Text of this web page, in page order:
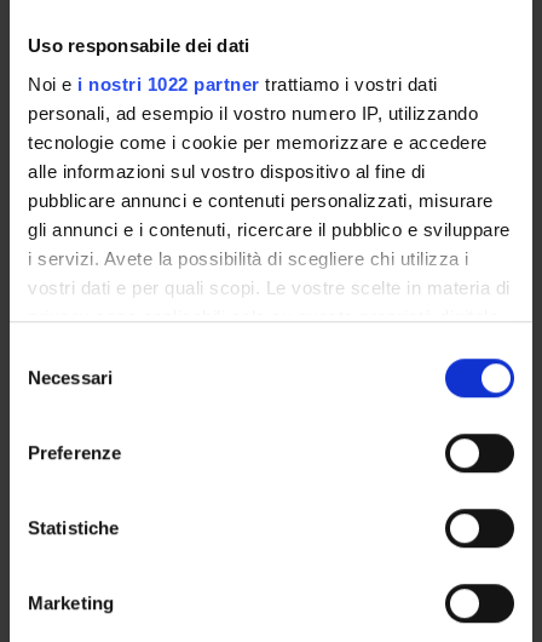
Uso responsabile dei dati
Noi e i nostri 1022 partner trattiamo i vostri dati
personali, ad esempio il vostro numero IP, utilizzando
tecnologie come i cookie per memorizzare e accedere
alle informazioni sul vostro dispositivo al fine di
pubblicare annunci e contenuti personalizzati, misurare
gli annunci e i contenuti, ricercare il pubblico e sviluppare
i servizi. Avete la possibilità di scegliere chi utilizza i
vostri dati e per quali scopi. Le vostre scelte in materia di
privacy sono applicabili solo su questa proprietà digitale
modificare o revocare il proprio consenso in qualsiasi
momento dalla Dichiarazione sui cookie o facendo clic
raccogliere informazioni sulla tua posizione
geografica, con un'approssimazione di qualche
Identificare il tuo dispositivo, scansionandolo
delNecessari
Preferenze
Statistiche
Marketing
Overview
Enrolment Procedures and Admission Requirements
Degree Programme
Courses
Notices
Governing bodies
Rete formativa
Postgraduate Specialisation in